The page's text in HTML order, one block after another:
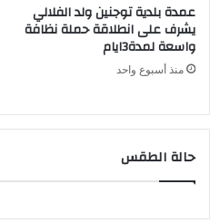
عمدة بلدية توجنين ولد الفلالي
يشرف على انطلاقة حملة نظافة
واسعة لمدة3ايام
منذ أسبوع واحد
حالة الطقس